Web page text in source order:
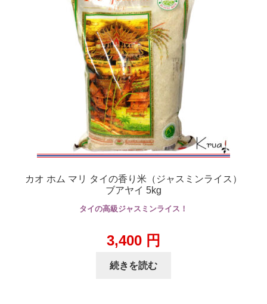
カオ ホム マリ タイの香り米（ジャスミンライス）
ブアヤイ 5kg
タイの高級ジャスミンライス！
3,400 円
続きを読む